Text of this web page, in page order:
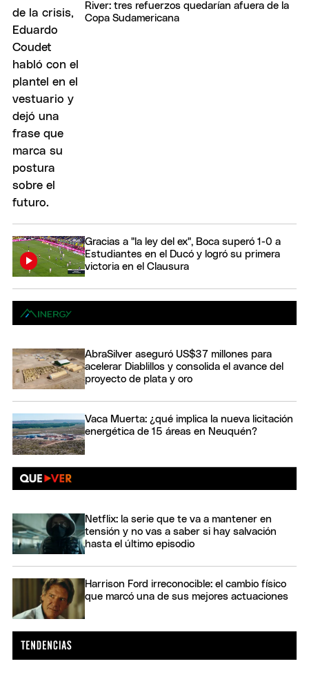
River: tres refuerzos quedarían afuera de la
Copa Sudamericana
Gracias a "la ley del ex", Boca superó 1-0 a
Estudiantes en el Ducó y logró su primera
victoria en el Clausura
AbraSilver aseguró US$37 millones para
acelerar Diablillos y consolida el avance del
proyecto de plata y oro
Vaca Muerta: ¿qué implica la nueva licitación
energética de 15 áreas en Neuquén?
Netflix: la serie que te va a mantener en
tensión y no vas a saber si hay salvación
hasta el último episodio
Harrison Ford irreconocible: el cambio físico
que marcó una de sus mejores actuaciones